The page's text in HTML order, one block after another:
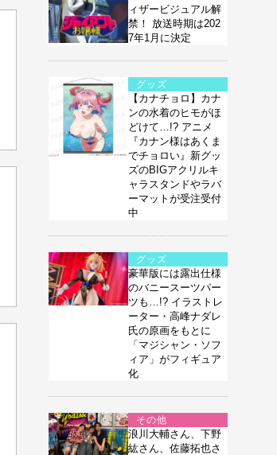
ィザービジュアル解
禁！ 放送時期は202
7年1月に決定
グッズ
【カナチョロ】カナ
ンの水着のヒモがほ
どけて…!? アニメ
『カナン様はあくま
でチョロい』新グッ
ズのBIGアクリルキ
ャラスタンドやラバ
ーマットが受注受付
中
グッズ
豪華版には露出仕様
のバニースーツパー
ツも…!? イラストレ
ーター・高峰ナダレ
氏の原画をもとに
「マジシャン・ソフ
ィア」がフィギュア
化
その他
浪川大輔さん、下野
紘さん、佐藤拓也さ